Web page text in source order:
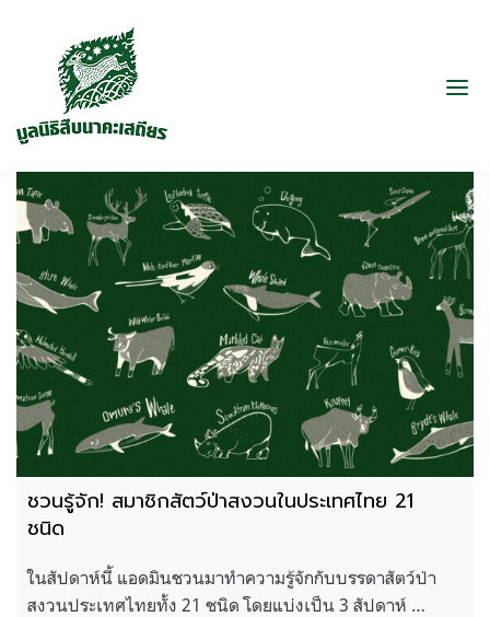
ชวนรู้จัก! สมาชิกสัตว์ป่าสงวนในประเทศไทย 21
ชนิด
ในสัปดาห์นี้ แอดมินชวนมาทำความรู้จักกับบรรดาสัตว์ป่า
สงวนประเทศไทยทั้ง 21 ชนิด โดยแบ่งเป็น 3 สัปดาห์ …